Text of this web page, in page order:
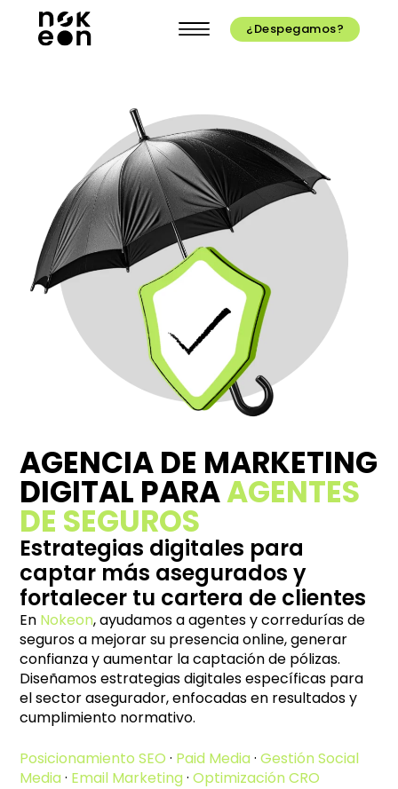
¿Despegamos?
AGENCIA DE MARKETING
DIGITAL PARAAGENTES
DE SEGUROS
Estrategias digitales para
captar más asegurados y
fortalecer tu cartera de clientes
En Nokeon, ayudamos a agentes y corredurías de
seguros a mejorar su presencia online, generar
confianza y aumentar la captación de pólizas.
Diseñamos estrategias digitales específicas para
el sector asegurador, enfocadas en resultados y
cumplimiento normativo.
Posicionamiento SEO · Paid Media ·Gestión Social
Media · Email Marketing ·Optimización CRO